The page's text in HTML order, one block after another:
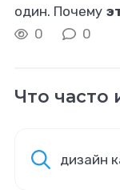
один. Почему
карточка уже
0 0
Что часто
дизайн